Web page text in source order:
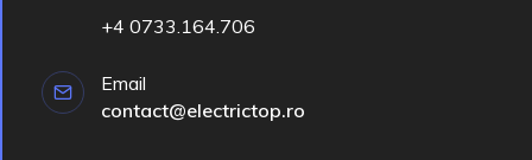
+4 0733.164.706
Email
contact@electrictop.ro